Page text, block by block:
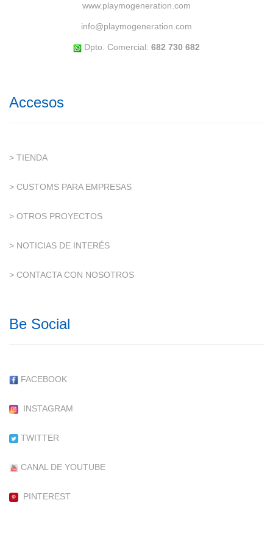
www.playmogeneration.com
info@playmogeneration.com
Dpto. Comercial: 682 730 682
Accesos
> TIENDA
> CUSTOMS PARA EMPRESAS
> OTROS PROYECTOS
> NOTICIAS DE INTERÉS
> CONTACTA CON NOSOTROS
Be Social
FACEBOOK
INSTAGRAM
TWITTER
CANAL DE YOUTUBE
PINTEREST